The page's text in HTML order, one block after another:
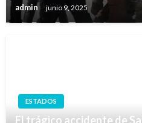
admin junio 9, 2025
ESTADOS
El trágico accidente de